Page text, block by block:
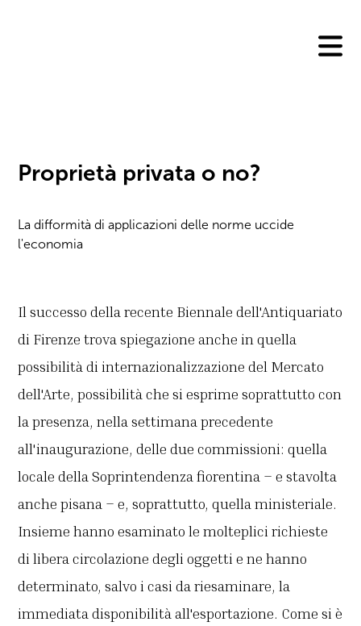
Proprietà privata o no?
La difformità di applicazioni delle norme uccide
l'economia
Il successo della recente Biennale dell'Antiquariato
di Firenze trova spiegazione anche in quella
possibilità di internazionalizzazione del Mercato
dell'Arte, possibilità che si esprime soprattutto con
la presenza, nella settimana precedente
all'inaugurazione, delle due commissioni: quella
locale della Soprintendenza fiorentina – e stavolta
anche pisana – e, soprattutto, quella ministeriale.
Insieme hanno esaminato le molteplici richieste
di libera circolazione degli oggetti e ne hanno
determinato, salvo i casi da riesaminare, la
immediata disponibilità all'esportazione. Come si è